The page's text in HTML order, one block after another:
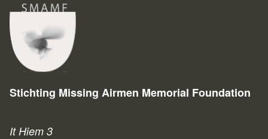
Stichting Missing Airmen Memorial Foundation
It Hiem 3